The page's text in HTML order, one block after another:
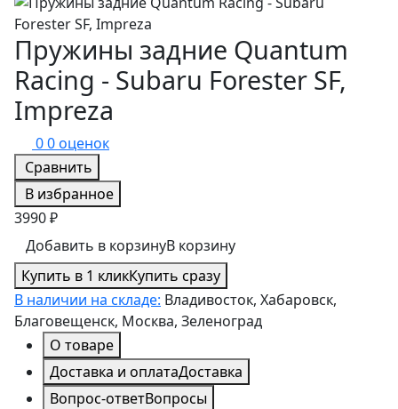
Пружины задние Quantum
Racing - Subaru Forester SF,
Impreza
00 оценок
Сравнить
В избранное
3990 ₽
Добавить в корзинуВ корзину
Купить в 1 кликКупить сразу
В наличии на складе: Владивосток, Хабаровск,
Благовещенск, Москва, Зеленоград
О товаре
Доставка и оплатаДоставка
Вопрос-ответВопросы